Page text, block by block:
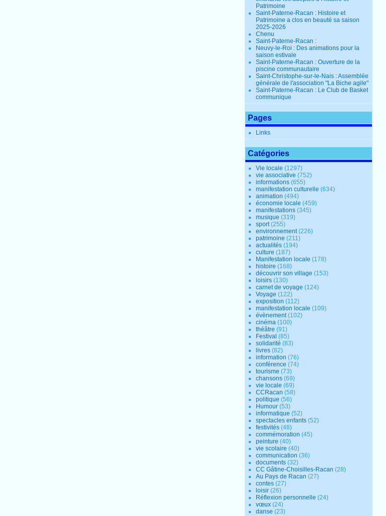
Patrimoine
Saint-Paterne-Racan : Histoire et
Patrimoine a clos en beauté sa saison
2025-2026
Chenu
Saint-Paterne-Racan :
Neuvy-le-Roi : Des animations pour la
saison estivale
Saint-Paterne-Racan : Ouverture de la
piscine communautaire
Saint-Christophe-sur-le-Nais : Assemblée
générale de l'association "La Biche agile"
Saint-Paterne-Racan : Le Club de Basket
communique
Pages
Links
Catégories
Vie locale (1297)
vie associative (752)
informations (655)
manifestation culturelle (634)
animation (494)
économie locale (459)
manifestations (345)
musique (319)
sport(255)
environnement(226)
patrimoine (211)
actualités (194)
culture (187)
Manifestation locale (178)
histoire (168)
découvrir son village (153)
loisirs (130)
carnet de voyage (124)
Voyage (122)
exposition (112)
manifestation locale (109)
évènement(102)
cinéma (100)
théâtre (91)
Festival (85)
solidarité (83)
livres (82)
information (76)
conférence (74)
tourisme (73)
chansons (69)
vie locale (69)
CCRacan (58)
politique (56)
Humour (53)
informatique (52)
spectacles enfants (52)
festivités (48)
commémoration (45)
peinture (40)
vie scolaire (40)
communication (36)
documents (32)
CC Gâtine-Choisilles-Racan (28)
Au Pays de Racan (27)
contes (27)
loisir (26)
Réflexion personnelle (24)
vœux (24)
danse (23)